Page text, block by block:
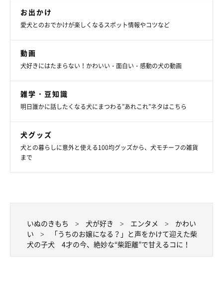
たり、仲良しの友達とドッグランで遊んだりするのが大好きなの
一方で、甘え方には“お嬢”らしい距離感があるようです。飼い主
飼い主さん：
ておくと自分からおしりをくっつけてくるんです。それがもう可
愛くて可愛くて……！
家族の言うことを随分理解している賢いコでもあり、気分が乗ら
大好きです。
とにかく、お嬢という名がぴったりの、可愛くておりこうなコで
お出かけ
愛犬とのおでかけが楽しくなるスポット情報やコツなど
動画
犬好きにはたまらない！かわいい・面白い・感動の犬の動画
雑学・豆知識
明日誰かに話したくなる犬にまつわる”あれこれ”ネタはこちら
犬グッズ
犬との暮らしに意外と使える100均グッズから、犬モチーフの雑貨
まで
いぬのきもち 犬が好き エンタメ
かわい
い
「うちのお嬢になる？」と声をかけて迎えた柴
犬の子犬 4才の今、絶妙な“柴距離”で甘えるコに！